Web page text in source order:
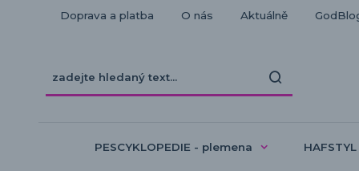
Doprava a platba O nás Aktuálně
PESCYKLOPEDIE - plemena HAFSTYL